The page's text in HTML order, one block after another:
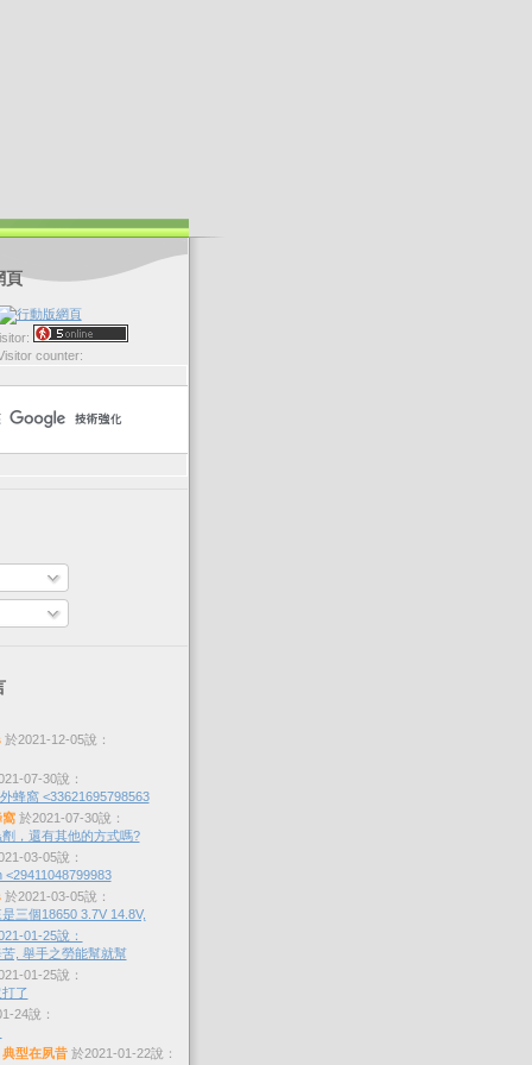
頁
counter:
於2021-12-05說：
07-30說：
蜂窩 <33621695798563
窩於2021-07-30說：
，還有其他的方式嗎?
03-05說：
<29411048799983
於2021-03-05說：
三個18650 3.7V 14.8V,
01-25說：
, 舉手之勞能幫就幫
01-25說：
了
24說：
型在夙昔於2021-01-22說：